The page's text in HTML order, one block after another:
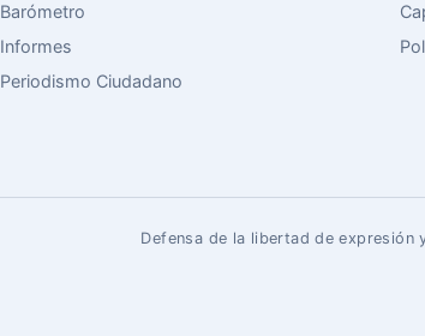
Barómetro
Informes
Periodismo Ciudadano
Defensa de la libertad de expresión